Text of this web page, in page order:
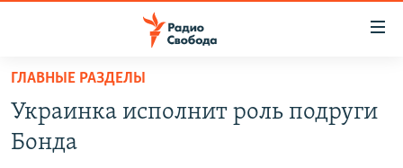
упрощенного
доступа
Вернуться
ПОДКАСТЫ
ГЛАВНЫЕ РАЗДЕЛЫ
Украинка исполнит роль подруги
Бонда